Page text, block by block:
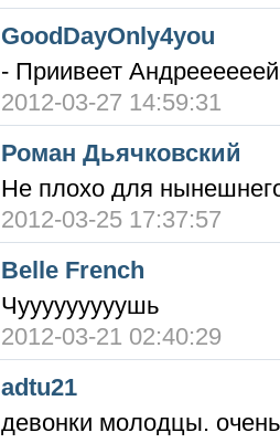
GoodDayOnly4you
- Приивеет
2012-03-27 14:59:31
Роман Дьячковский
Не плохо для
2012-03-25 17:37:57
Belle French
Чууууууууушь
2012-03-21 02:40:29
adtu21
девонки молодцы.